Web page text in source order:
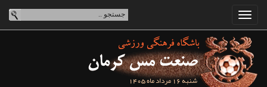
شنبه 16 مرداد ماه 1405